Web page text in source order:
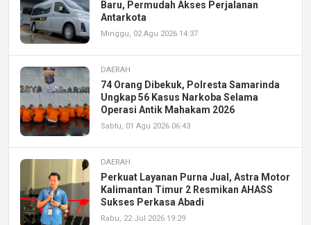
Baru, Permudah Akses Perjalanan
Antarkota
Minggu, 02 Agu 2026 14:37
DAERAH
74 Orang Dibekuk, Polresta Samarinda
Ungkap 56 Kasus Narkoba Selama
Operasi Antik Mahakam 2026
Sabtu, 01 Agu 2026 06:43
DAERAH
Perkuat Layanan Purna Jual, Astra Motor
Kalimantan Timur 2 Resmikan AHASS
Sukses Perkasa Abadi
Rabu, 22 Jul 2026 19:29